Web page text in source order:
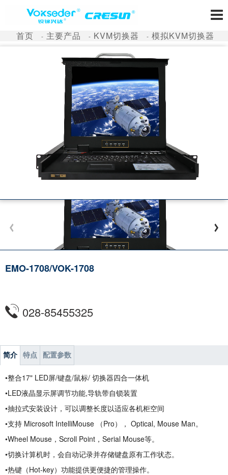
首页 主要产品 KVM切换器 模拟KVM切换器
EMO-1708/VOK-1708
028-85455325
简介 特点 配置参数
•整合17" LED屏/键盘/鼠标/ 切换器四合一体机
•LED液晶显示屏调节功能,导轨带自锁装置
•抽拉式安装设计，可以调整长度以适应各机柜空间
•支持 Microsoft IntelliMouse （Pro）， Optical, Mouse Man。
•Wheel Mouse，Scroll Point，Serial Mouse等。
•切换计算机时，会自动记录并存储键盘原有工作状态。
•热键（Hot-key）功能提供更便捷的管理操作。